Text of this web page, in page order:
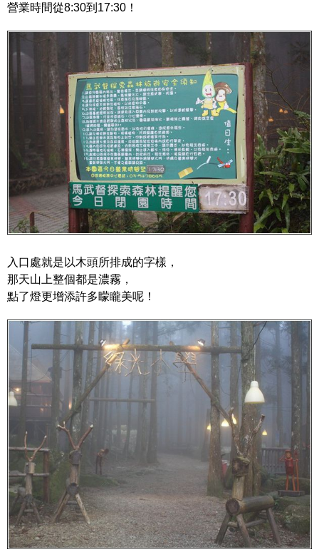
營業時間從8:30到17:30！
入口處就是以木頭所排成的字樣，
那天山上整個都是濃霧，
點了燈更增添許多矇矓美呢！